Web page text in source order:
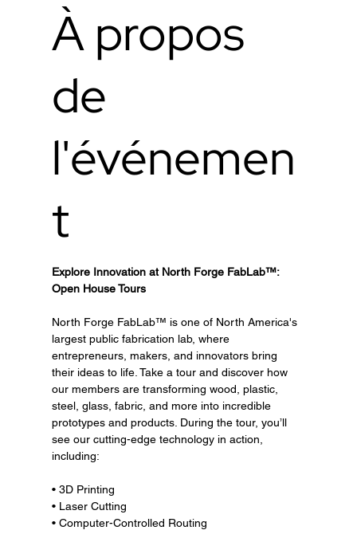
À propos
de
l'événemen
t
Explore Innovation at North Forge FabLab™:
Open House Tours
North Forge FabLab™ is one of North America's
largest public fabrication lab, where
entrepreneurs, makers, and innovators bring
their ideas to life. Take a tour and discover how
our members are transforming wood, plastic,
steel, glass, fabric, and more into incredible
prototypes and products. During the tour, you’ll
see our cutting-edge technology in action,
including:
• 3D Printing
• Laser Cutting
• Computer-Controlled Routing